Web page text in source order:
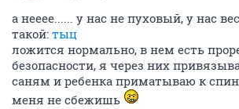
а нееее...... у нас не пуховый, у нас
такой: тыц
ложится нормально, в нем есть
безопасности, я через них
саням и ребенка приматываю к
меня не сбежишь